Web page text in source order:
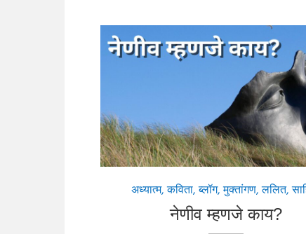
अध्यात्म,कविता,ब्लॉग,मुक्तांगण,ललित,
नेणीव म्हणजे काय?